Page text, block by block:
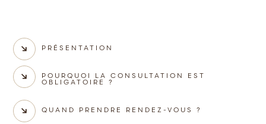
PRÉSENTATION
POURQUOI LA CONSULTATION EST
OBLIGATOIRE ?
QUAND PRENDRE RENDEZ-VOUS ?